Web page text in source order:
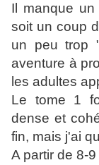
Il manque
soit un coup
un peu trop
aventure à
les adultes
Le tome 1
dense et
fin, mais j'ai
A partir de 8-